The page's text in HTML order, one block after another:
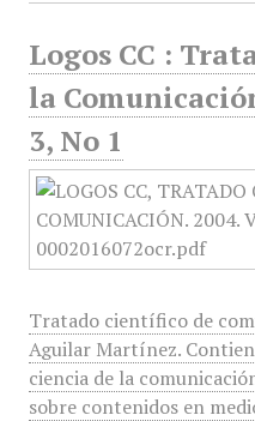
Logos CC :
la
3, No 1
Tratado científico de
Aguilar Martínez.
ciencia de la
sobre contenidos en